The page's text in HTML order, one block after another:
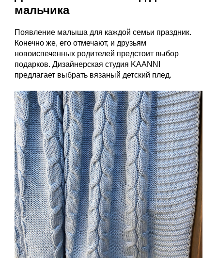
мальчика
Появление малыша для каждой семьи праздник.
Конечно же, его отмечают, и друзьям
новоиспеченных родителей предстоит выбор
подарков. Дизайнерская студия KAANNI
предлагает выбрать вязаный детский плед.